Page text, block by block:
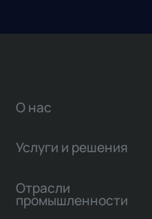
О нас
Услуги и решения
Отрасли
промышленности